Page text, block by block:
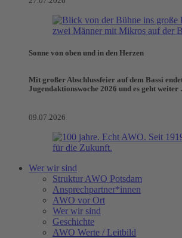
Sonne von oben und in den Herzen
Mit großer Abschlussfeier auf dem Bassi
Jugendaktionswoche 2026 und es geht
09.07.2026
Wer wir sind
Struktur AWO Potsdam
Ansprechpartner*innen
AWO vor Ort
Wer wir sind
Geschichte
AWO Werte / Leitbild